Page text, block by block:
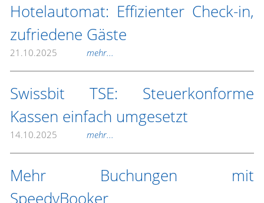
Hotelautomat: Effizienter Check-in,
zufriedene Gäste
21.10.2025 mehr...
Swissbit TSE: Steuerkonforme
Kassen einfach umgesetzt
14.10.2025 mehr...
Mehr Buchungen mit
SpeedyBooker